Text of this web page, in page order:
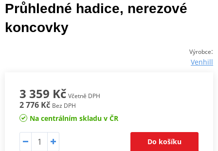
Průhledné hadice, nerezové
koncovky
Výrobce:
Venhill
3 359 Kč Včetně DPH
2 776 Kč Bez DPH
Na centrálním skladu v ČR
Do košíku